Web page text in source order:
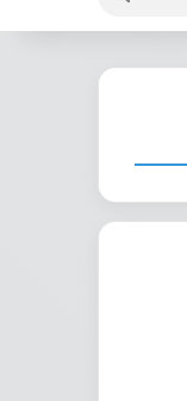
عن